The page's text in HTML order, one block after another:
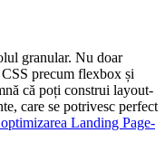
granular. Nu doar
precum flexbox și
că poți construi layout-
care se potrivesc perfect
Landing Page-